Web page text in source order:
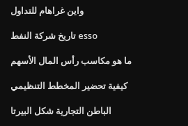
واين غراهام للتداول
تاريخ شركة النفط esso
ما هو مكاسب رأس المال الأسهم
كيفية تحضير المخطط التنظيمي
الباطن التجارية شكل البيرتا